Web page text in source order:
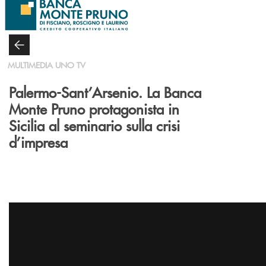
Salta al contenuto principale
MULTIMEDIA UNO TV
Palermo-Sant’Arsenio. La Banca
Monte Pruno protagonista in
Sicilia al seminario sulla crisi
d’impresa